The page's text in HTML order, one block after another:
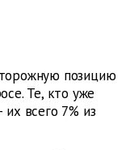
позицию
Те, кто уже
всего 7% из